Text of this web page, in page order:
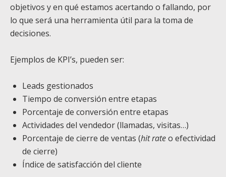
objetivos y en qué estamos acertando o fallando, por
lo que será una herramienta útil para la toma de
decisiones.
Ejemplos de KPI’s, pueden ser:
Leads gestionados
Tiempo de conversión entre etapas
Porcentaje de conversión entre etapas
Actividades del vendedor (llamadas, visitas…)
Porcentaje de cierre de ventas (hit rateo efectividad
de cierre)
Índice de satisfacción del cliente